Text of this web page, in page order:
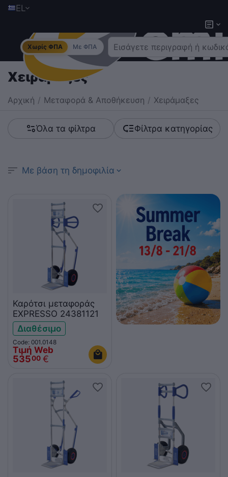
EL
Χωρίς ΦΠΑ Με ΦΠΑ
Χειράμαξες
Αρχική / Μεταφορά & Αποθήκευση / Χειράμαξες
Όλα τα φίλτρα Φίλτρα κατηγορίας
Με βάση τη δημοφιλία
Καρότσι μεταφοράς
EXPRESSO 24381121
Διαθέσιμο
Code: 001.0148
Τιμή Web
53500 €